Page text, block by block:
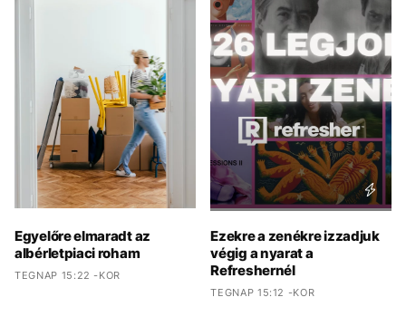
Egyelőre elmaradt az
albérletpiaci roham
TEGNAP 15:22 -KOR
Ezekre a zenékre izzadjuk
végig a nyarat a
Refreshernél
TEGNAP 15:12 -KOR